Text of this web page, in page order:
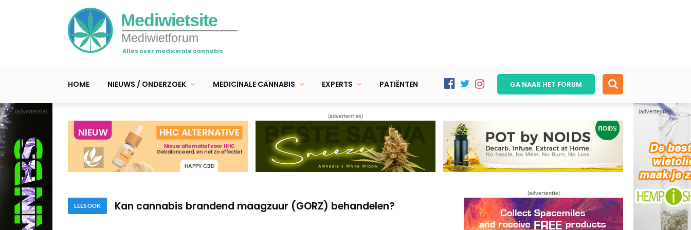
(advertentie) (advertentie)
Mediwietsite
Mediwietforum
Alles over medicinale cannabis
HOME NIEUWS / ONDERZOEK MEDICINALE CANNABIS EXPERTS PATIËNTEN GA NAAR HET FORUM
(advertenties)
LEES OOK
Ierse student ontwikkelt methode voor effectievere opname CBD
Nieuw slaapmiddel op basis van wiet in de maak
Ierse student ontwikkelt methode voor effectievere opname CBD
(advertentie)